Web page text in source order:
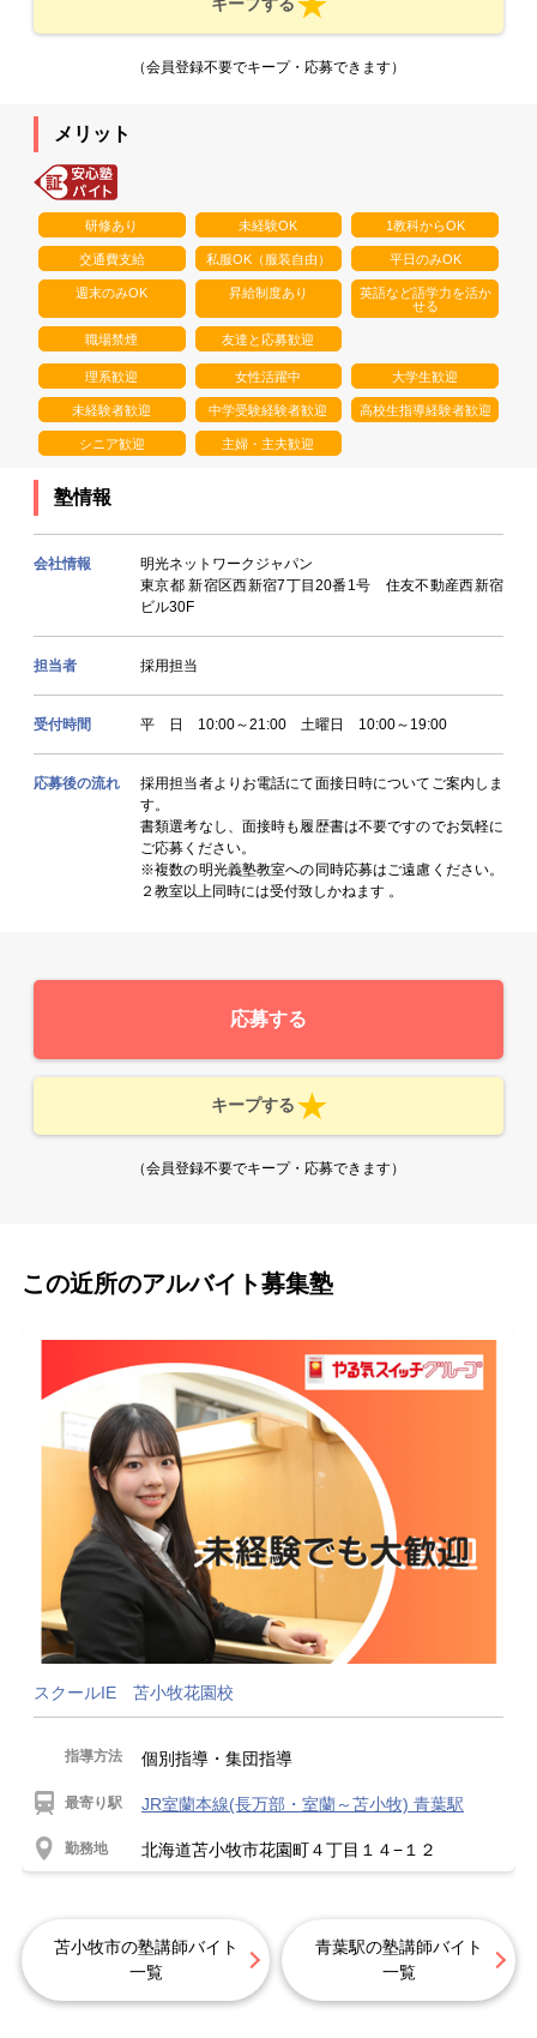
（会員登録不要でキープ・応募できます）
メリット
研修あり 未経験OK 1教科からOK
交通費支給 私服OK（服装自由） 平日のみOK
週末のみOK 昇給制度あり
英語など語学力を活か
せる
職場禁煙 友達と応募歓迎
理系歓迎 女性活躍中 大学生歓迎
未経験者歓迎 中学受験経験者歓迎 高校生指導経験者歓迎
シニア歓迎 主婦・主夫歓迎
塾情報
会社情報
明光ネットワークジャパン
東京都 新宿区西新宿7丁目20番1号 住友不動産西新宿
ビル30F
担当者 採用担当
受付時間 平 日 10:00～21:00 土曜日 10:00～19:00
応募後の流れ
採用担当者よりお電話にて面接日時についてご案内しま
す。
書類選考なし、面接時も履歴書は不要ですのでお気軽に
ご応募ください。
※複数の明光義塾教室への同時応募はご遠慮ください。
２教室以上同時には受付致しかねます 。
応募する
キープする
（会員登録不要でキープ・応募できます）
この近所のアルバイト募集塾
スクールIE 苫小牧花園校
指導方法 個別指導・集団指導
最寄り駅 JR室蘭本線(長万部・室蘭～苫小牧) 青葉駅
勤務地 北海道苫小牧市花園町４丁目１４−１２
苫小牧市の塾講師バイト
一覧
青葉駅の塾講師バイト
一覧